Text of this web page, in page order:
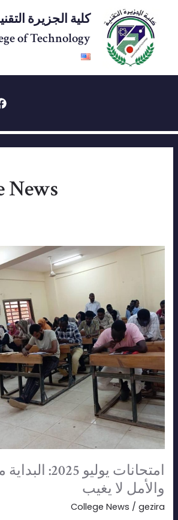
المحتوى
كلية الجزيرة
of Technology
News
امتحانات يوليو
والأمل لا يغيب
College News / gezira
امتحانات
من
جديد…
والأمل
لا
يغيب